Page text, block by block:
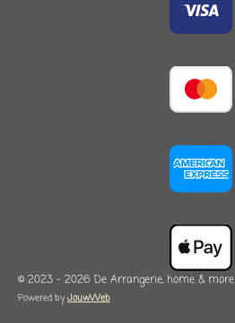
© 2023 - 2026 De Arrangerie, home & more
Powered byJouwWeb